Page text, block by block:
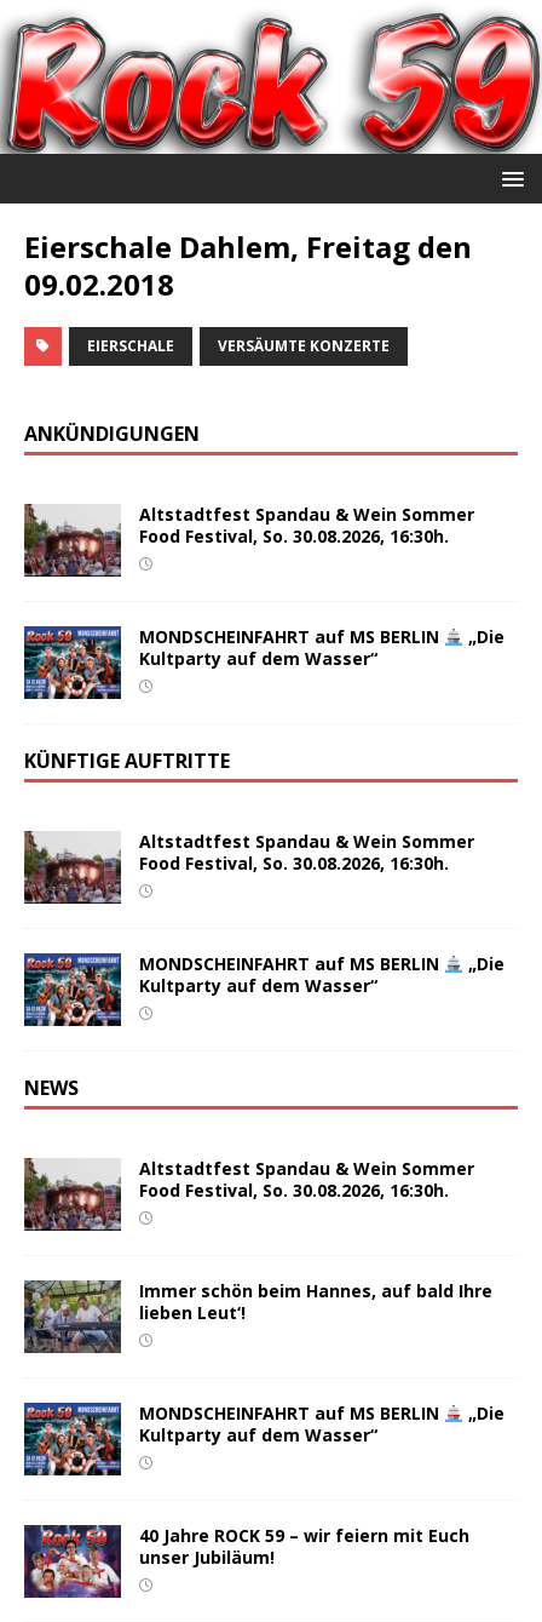
Eierschale Dahlem, Freitag den
09.02.2018
EIERSCHALE VERSÄUMTE KONZERTE
ANKÜNDIGUNGEN
Altstadtfest Spandau & Wein Sommer
Food Festival, So. 30.08.2026, 16:30h.
MONDSCHEINFAHRT auf MS BERLIN
„Die
Kultparty auf dem Wasser“
KÜNFTIGE AUFTRITTE
Altstadtfest Spandau & Wein Sommer
Food Festival, So. 30.08.2026, 16:30h.
MONDSCHEINFAHRT auf MS BERLIN
„Die
Kultparty auf dem Wasser“
NEWS
Altstadtfest Spandau & Wein Sommer
Food Festival, So. 30.08.2026, 16:30h.
Immer schön beim Hannes, auf bald Ihre
lieben Leut‘!
MONDSCHEINFAHRT auf MS BERLIN
„Die
Kultparty auf dem Wasser“
40 Jahre ROCK 59 – wir feiern mit Euch
unser Jubiläum!